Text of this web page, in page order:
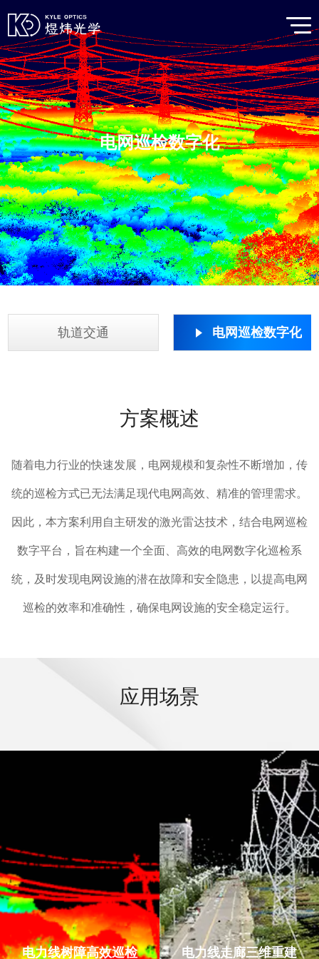
电网巡检数字化
轨道交通 电网巡检数字化
方案概述
随着电力行业的快速发展，电网规模和复杂性不断增加，传
统的巡检方式已无法满足现代电网高效、精准的管理需求。
因此，本方案利用自主研发的激光雷达技术，结合电网巡检
数字平台，旨在构建一个全面、高效的电网数字化巡检系
统，及时发现电网设施的潜在故障和安全隐患，以提高电网
巡检的效率和准确性，确保电网设施的安全稳定运行。
应用场景
电力线树障高效巡检 电力线走廊三维重建